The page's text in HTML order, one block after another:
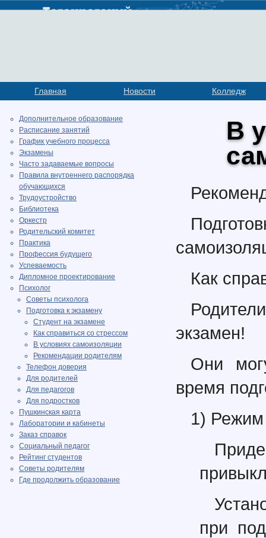
Главная Новости Колледж
Дополнительное образование
Расписание занятий
График учебного процесса
Экзамены
Часто задаваемые вопросы
Правила внутреннего распорядка
обучающихся
Трудоустройство
Библиотека
Оркестр
Родительский комитет
Практика
Профессия будущего
Успеваемость
Дипломное проектирование
Психолог
Советы психолога
Подготовка к экзамену
Студент на экзамене
Как справиться со стрессом
В условиях самоизоляции
Рекомендации родителям
Телефон доверия
Для родителей
Для педагогов
Для подростков
Пушкинская карта
Лаборатории и кабинеты
Заказ справок
Социальный педагог
Рейтинг студентов
Советы родителям
Где продолжить образование
В
Как
экзамен!
Они
время
1) Режим
при